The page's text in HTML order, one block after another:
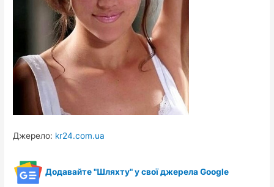
Джерело: kr24.com.ua
Додавайте "Шляхту" у свої джерела Google